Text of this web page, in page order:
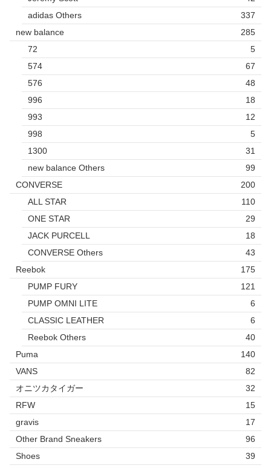
adidas Others
337
new balance
285
72
5
574
67
576
48
996
18
993
12
998
5
1300
31
new balance Others
99
CONVERSE
200
ALL STAR
110
ONE STAR
29
JACK PURCELL
18
CONVERSE Others
43
Reebok
175
PUMP FURY
121
PUMP OMNI LITE
6
CLASSIC LEATHER
6
Reebok Others
40
Puma
140
VANS
82
オニツカタイガー
32
RFW
15
gravis
17
Other Brand Sneakers
96
Shoes
39